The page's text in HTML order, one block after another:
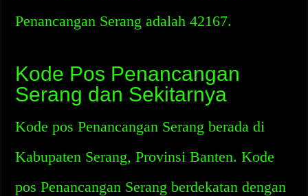
Penancangan Serang adalah 42167.
Kode Pos Penancangan
Serang dan Sekitarnya
Kode pos Penancangan Serang berada di
Kabupaten Serang, Provinsi Banten. Kode
pos Penancangan Serang berdekatan dengan